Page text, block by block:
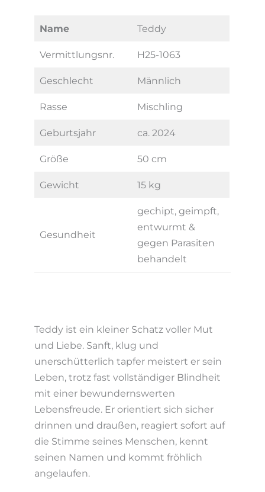
Name Teddy
Vermittlungsnr. H25-1063
Geschlecht Männlich
Rasse Mischling
Geburtsjahr ca. 2024
Größe 50 cm
Gewicht 15 kg
Gesundheit
gechipt, geimpft,
entwurmt &
gegen Parasiten
behandelt
Teddy ist ein kleiner Schatz voller Mut
und Liebe. Sanft, klug und
unerschütterlich tapfer meistert er sein
Leben, trotz fast vollständiger Blindheit
mit einer bewundernswerten
Lebensfreude. Er orientiert sich sicher
drinnen und draußen, reagiert sofort auf
die Stimme seines Menschen, kennt
seinen Namen und kommt fröhlich
angelaufen.